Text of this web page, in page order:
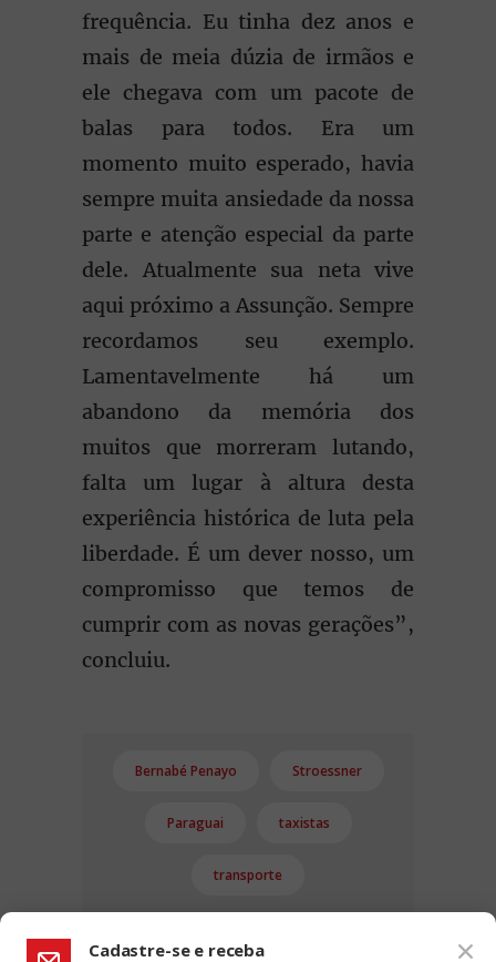
frequência. Eu tinha dez anos e
mais de meia dúzia de irmãos e
ele chegava com um pacote de
balas para todos. Era um
momento muito esperado, havia
sempre muita ansiedade da nossa
parte e atenção especial da parte
dele. Atualmente sua neta vive
aqui próximo a Assunção. Sempre
recordamos seu exemplo.
Lamentavelmente há um
abandono da memória dos
muitos que morreram lutando,
falta um lugar à altura desta
experiência histórica de luta pela
liberdade. É um dever nosso, um
compromisso que temos de
cumprir com as novas gerações”,
concluiu.
Bernabé Penayo Stroessner
Paraguai taxistas
transporte
Cadastre-se e receba